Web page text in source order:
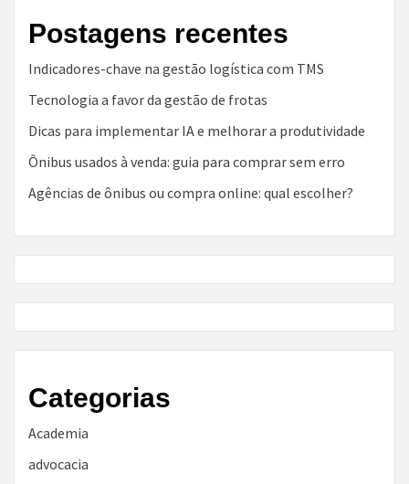
Postagens recentes
Indicadores-chave na gestão logística com TMS
Tecnologia a favor da gestão de frotas
Dicas para implementar IA e melhorar a produtividade
Ônibus usados à venda: guia para comprar sem erro
Agências de ônibus ou compra online: qual escolher?
Categorias
Academia
advocacia